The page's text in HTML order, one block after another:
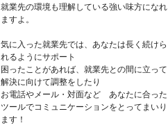
就業先の環境も理解している強い味方になれ
ますよ。
気に入った就業先では、あなたは長く続けら
れるようにサポート
困ったことがあれば、就業先との間に立って
解決に向けて調整をしたり
お電話やメール・対面など あなたに合った
ツールでコミュニケーションをとってまいり
ます！